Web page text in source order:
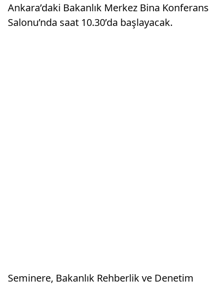
Ankara’daki Bakanlık Merkez Bina Konferans
Salonu’nda saat 10.30’da başlayacak.
Seminere, Bakanlık Rehberlik ve Denetim